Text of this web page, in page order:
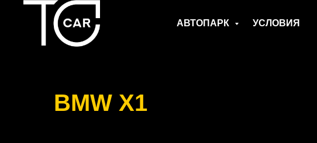
АВТОПАРК УСЛОВИЯ
BMW X1